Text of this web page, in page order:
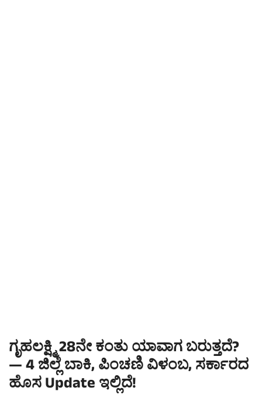
ಗೃಹಲಕ್ಷ್ಮಿ 28ನೇ ಕಂತು ಯಾವಾಗ ಬರುತ್ತದೆ?
— 4 ಜಿಲ್ಲೆ ಬಾಕಿ, ಪಿಂಚಣಿ ವಿಳಂಬ, ಸರ್ಕಾರದ
ಹೊಸ Update ಇಲ್ಲಿದೆ!